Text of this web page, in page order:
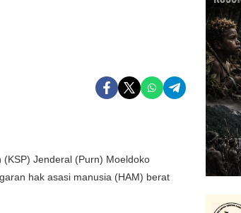
Jenderal (Purn) Moeldoko
hak asasi manusia (HAM) berat